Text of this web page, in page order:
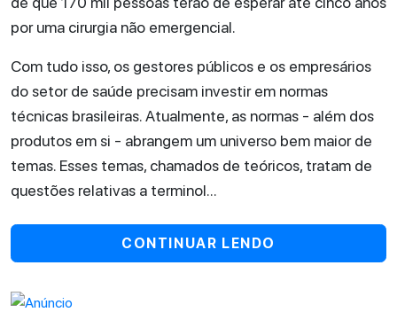
por uma cirurgia não emergencial.
Com tudo isso, os gestores públicos e os empresários
do setor de saúde precisam investir em normas
técnicas brasileiras. Atualmente, as normas - além dos
produtos em si - abrangem um universo bem maior de
temas. Esses temas, chamados de teóricos, tratam de
questões relativas a terminol...
CONTINUAR LENDO